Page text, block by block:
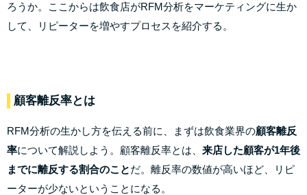
ろうか。ここからは飲食店がRFM分析をマーケティングに生か
して、リピーターを増やすプロセスを紹介する。
顧客離反率とは
RFM分析の生かし方を伝える前に、まずは飲食業界の顧客離反
率について解説しよう。顧客離反率とは、 来店した顧客が1年後
までに離反する割合のことだ。離反率の数値が高いほど、リピ
ーターが少ないということになる。